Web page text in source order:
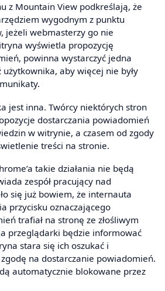
z Mountain View podkreślają, że
wygodnym z punktu
jeżeli webmasterzy go nie
wyświetla propozycję
powinna wystarczyć jedna
aby więcej nie były
jest inna. Twórcy niektórych stron
dostarczania powiadomień
w witrynie, a czasem od zgody
treści na stronie.
takie działania nie będą
zespół pracujący nad
się już bowiem, że internauta
przycisku oznaczającego
trafiał na stronę ze złośliwym
przeglądarki będzie informować
stara się ich oszukać i
na dostarczanie powiadomień.
automatycznie blokowane przez